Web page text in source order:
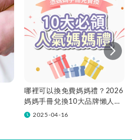
哪裡可以換免費媽媽禮？2026
媽媽手冊兌換10大品牌懶人包
一次看！
2025-04-16